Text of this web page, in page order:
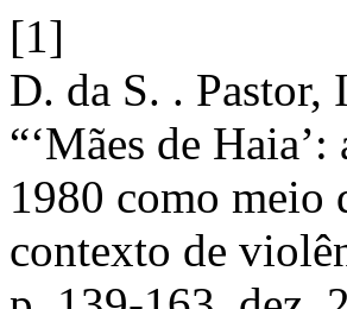
[1]
D. da S. . Pastor,
“‘Mães de
1980 como meio
contexto de